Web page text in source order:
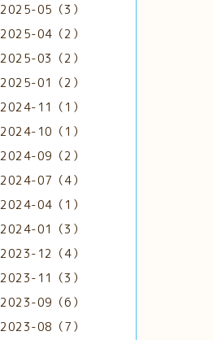
2025-05（3）
2025-04（2）
2025-03（2）
2025-01（2）
2024-11（1）
2024-10（1）
2024-09（2）
2024-07（4）
2024-04（1）
2024-01（3）
2023-12（4）
2023-11（3）
2023-09（6）
2023-08（7）